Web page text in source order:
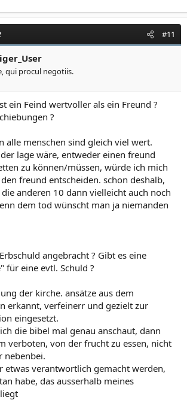
#11
qui procul negotiis.
ein Feind wertvoller als ein Freund ?
?
alle menschen sind gleich viel wert.
lage wäre, entweder einen freund
zu können/müssen, würde ich mich
freund entscheiden. schon deshalb,
anderen 10 dann vielleicht auch noch
dem tod wünscht man ja niemanden
angebracht ? Gibt es eine
für eine evtl. Schuld ?
der kirche. ansätze aus dem
erkannt, verfeinerr und gezielt zur
eingesetzt.
die bibel mal genau anschaut, dann
verboten, von der frucht zu essen, nicht
nebenbei.
etwas verantwortlich gemacht werden,
habe, das ausserhalb meines